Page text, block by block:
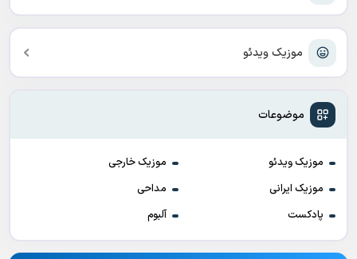
موزیک ویدئو
موضوعات
موزیک ویدئو
موزیک خارجی
موزیک ایرانی
مداحی
پادکست
آلبوم